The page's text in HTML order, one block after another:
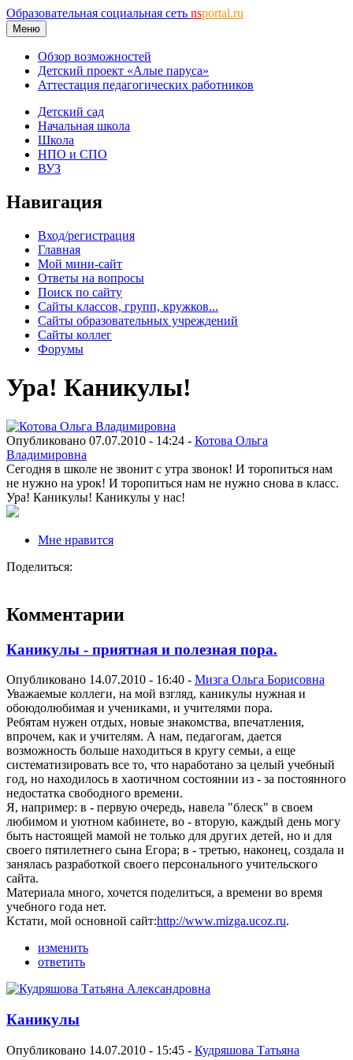
Образовательная социальная сеть nsportal.ru
Меню
Обзор возможностей
Детский проект «Алые паруса»
Аттестация педагогических работников
Детский сад
Начальная школа
Школа
НПО и СПО
ВУЗ
Навигация
Вход/регистрация
Главная
Мой мини-сайт
Ответы на вопросы
Поиск по сайту
Сайты классов, групп, кружков...
Сайты образовательных учреждений
Сайты коллег
Форумы
Ура! Каникулы!
Опубликовано 07.07.2010 - 14:24 - Котова Ольга
Владимировна
Сегодня в школе не звонит с утра звонок! И торопиться нам
не нужно на урок! И торопиться нам не нужно снова в класс.
Ура! Каникулы! Каникулы у нас!
Мне нравится
Поделиться:
Комментарии
Каникулы - приятная и полезная пора.
Опубликовано 14.07.2010 - 16:40 - Мизга Ольга Борисовна
Уважаемые коллеги, на мой взгляд, каникулы нужная и
обоюдолюбимая и учениками, и учителями пора.
Ребятам нужен отдых, новые знакомства, впечатления,
впрочем, как и учителям. А нам, педагогам, дается
возможность больше находиться в кругу семьи, а еще
систематизировать все то, что наработано за целый учебный
год, но находилось в хаотичном состоянии из - за постоянного
недостатка свободного времени.
Я, например: в - первую очередь, навела "блеск" в своем
любимом и уютном кабинете, во - вторую, каждый день могу
быть настоящей мамой не только для других детей, но и для
своего пятилетнего сына Егора; в - третью, наконец, создала и
занялась разработкой своего персонального учительского
сайта.
Mатериала много, хочется поделиться, а времени во время
учебного года нет.
Кстати, мой основной сайт:http://www.mizga.ucoz.ru.
изменить
ответить
Каникулы
Опубликовано 14.07.2010 - 15:45 - Кудряшова Татьяна